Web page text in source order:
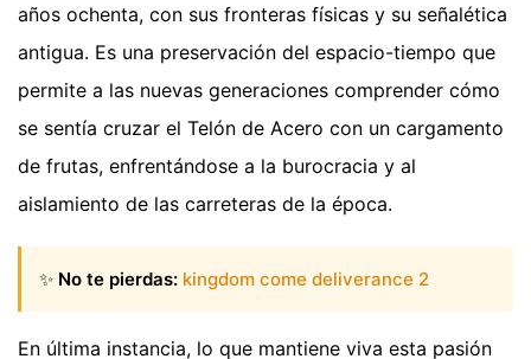
años ochenta, con sus fronteras físicas y su señalética
antigua. Es una preservación del espacio-tiempo que
permite a las nuevas generaciones comprender cómo
se sentía cruzar el Telón de Acero con un cargamento
de frutas, enfrentándose a la burocracia y al
aislamiento de las carreteras de la época.
✨ No te pierdas: kingdom come deliverance 2
En última instancia, lo que mantiene viva esta pasión